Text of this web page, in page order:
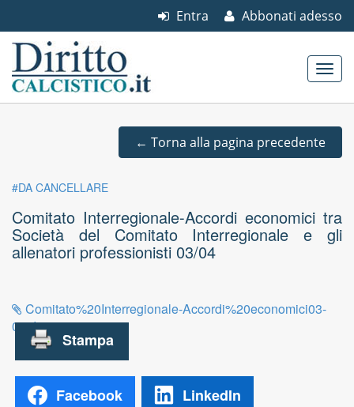
Abbonati adesso
Entra
← Torna alla pagina precedente
#DA CANCELLARE
Comitato Interregionale-Accordi economici tra
Società del Comitato Interregionale e gli
allenatori professionisti 03/04
Comitato%20Interregionale-Accordi%20economici03-
04.doc
Facebook LinkedIn